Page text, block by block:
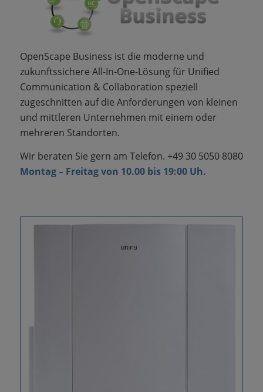
OpenScape Business ist die moderne und
zukunftssichere All-In-One-Lösung für Unified
Communication & Collaboration speziell
zugeschnitten auf die Anforderungen von kleinen
und mittleren Unternehmen mit einem oder
mehreren Standorten.
Wir beraten Sie gern am Telefon. +49 30 5050 8080
Montag – Freitag von 10.00 bis 19:00 Uh.